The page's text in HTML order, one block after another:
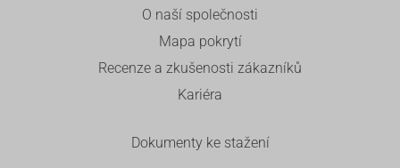
O naší společnosti
Mapa pokrytí
Recenze a zkušenosti zákazníků
Kariéra
Dokumenty ke stažení